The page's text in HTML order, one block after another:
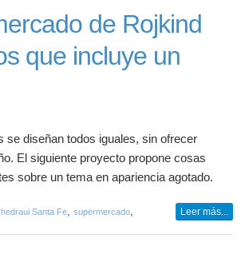
de Rojkind
que incluye un
se diseñan todos iguales, sin ofrecer
El siguiente proyecto propone cosas
sobre un tema en apariencia agotado.
Santa Fe, supermercado, Leer más...